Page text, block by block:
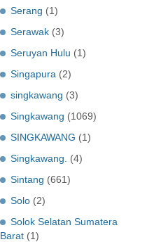
Serang (1)
Serawak (3)
Seruyan Hulu (1)
Singapura (2)
singkawang (3)
Singkawang (1069)
SINGKAWANG (1)
Singkawang.
(4)
Sintang (661)
Solo (2)
Solok Selatan Sumatera
Barat (1)